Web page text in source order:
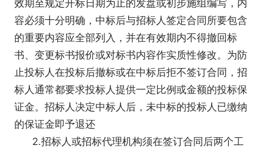
效期至规定开标日期为止的发盘或初步施组编写，内
容必须十分明确，中标后与招标人签定合同所要包含
的重要内容应全部列入，并在有效期内不得撤回标
书、变更标书报价或对标书内容作实质性修改。为防
止投标人在投标后撤标或在中标后拒不签订合同，招
标人通常都要求投标人提供一定比例或金额的投标保
证金。招标人决定中标人后，未中标的投标人已缴纳
的保证金即予退还
2.招标人或招标代理机构须在签订合同后两个工